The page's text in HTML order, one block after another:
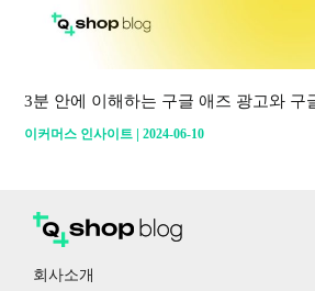
3분 안에 이해하는 구글 애즈 광고와 구
이커머스 인사이트 |2024-06-10
회사소개